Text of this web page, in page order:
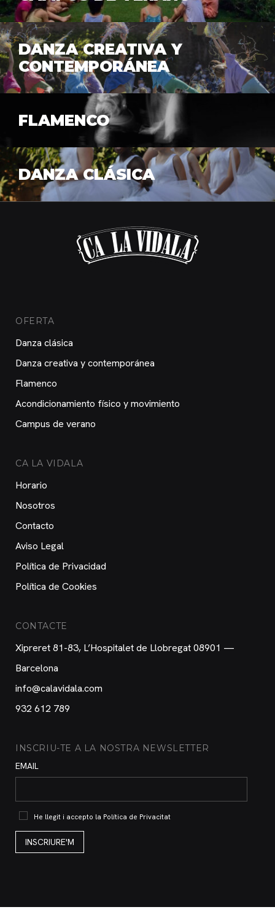
DANZA CREATIVA Y
CONTEMPORÁNEA
FLAMENCO
DANZA CLÁSICA
OFERTA
Danza clásica
Danza creativa y contemporánea
Flamenco
Acondicionamiento físico y movimiento
Campus de verano
CA LA VIDALA
Horario
Nosotros
Contacto
Aviso Legal
Política de Privacidad
Política de Cookies
CONTACTE
Xipreret 81-83, L’Hospitalet de Llobregat 08901 —
Barcelona
info@calavidala.com
932 612 789
INSCRIU-TE A LA NOSTRA NEWSLETTER
EMAIL
He llegit i accepto la Política de Privacitat